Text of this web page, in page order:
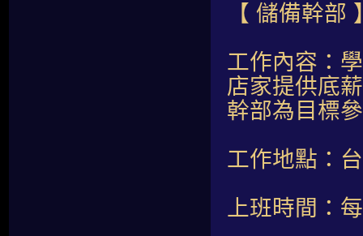
【 儲備幹部
工作內容：
店家提供底
幹部為目標
工作地點：
上班時間：